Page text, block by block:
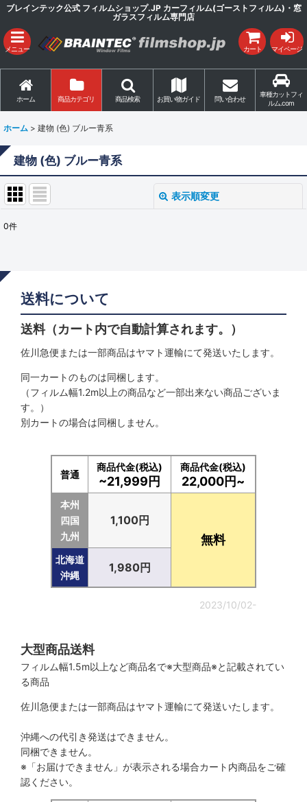
ブレインテック公式 フィルムショップ.JP カーフィルム(ゴーストフィルム)・窓
ガラスフィルム専門店
メニュー カート マイページ
ホーム 商品カテゴリ 商品検索 お買い物ガイド 問い合わせ
車種カットフィ
ルム.com
ホーム > 建物 (色) ブルー青系
建物 (色) ブルー青系
表示順変更
0件
送料について
送料（カート内で自動計算されます。）
佐川急便または一部商品はヤマト運輸にて発送いたします。
同一カートのものは同梱します。
（フィルム幅1.2m以上の商品など一部出来ない商品ございま
す。）
別カートの場合は同梱しません。
普通
商品代金(税込)
~21,999円
商品代金(税込)
22,000円~
本州
四国
九州
1,100円
無料
北海道
沖縄
1,980円
2023/10/02-
大型商品送料
フィルム幅1.5m以上など商品名で※大型商品※と記載されてい
る商品
佐川急便または一部商品はヤマト運輸にて発送いたします。
沖縄への代引き発送はできません。
同梱できません。
※「お届けできません」が表示される場合カート内商品をご確
認ください。